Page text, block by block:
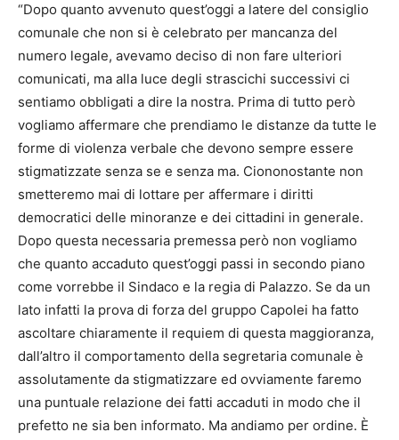
“Dopo quanto avvenuto quest’oggi a latere del consiglio
comunale che non si è celebrato per mancanza del
numero legale, avevamo deciso di non fare ulteriori
comunicati, ma alla luce degli strascichi successivi ci
sentiamo obbligati a dire la nostra. Prima di tutto però
vogliamo affermare che prendiamo le distanze da tutte le
forme di violenza verbale che devono sempre essere
stigmatizzate senza se e senza ma. Ciononostante non
smetteremo mai di lottare per affermare i diritti
democratici delle minoranze e dei cittadini in generale.
Dopo questa necessaria premessa però non vogliamo
che quanto accaduto quest’oggi passi in secondo piano
come vorrebbe il Sindaco e la regia di Palazzo. Se da un
lato infatti la prova di forza del gruppo Capolei ha fatto
ascoltare chiaramente il requiem di questa maggioranza,
dall’altro il comportamento della segretaria comunale è
assolutamente da stigmatizzare ed ovviamente faremo
una puntuale relazione dei fatti accaduti in modo che il
prefetto ne sia ben informato. Ma andiamo per ordine. È